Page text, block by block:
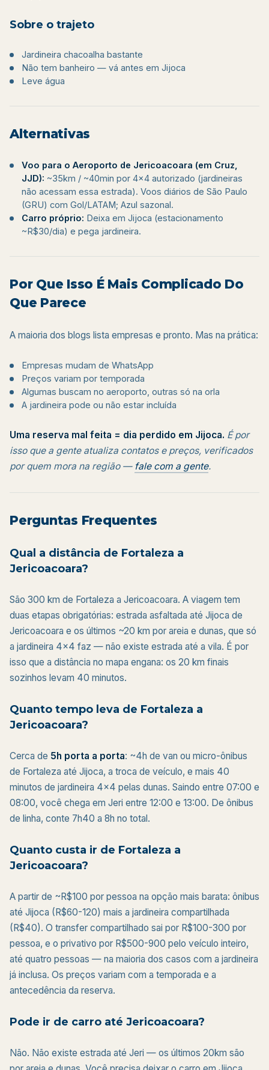
Sobre o trajeto
Jardineira chacoalha bastante
Não tem banheiro — vá antes em Jijoca
Leve água
Alternativas
Voo para o Aeroporto de Jericoacoara (em Cruz,
JJD): ~35km / ~40min por 4×4 autorizado (jardineiras
não acessam essa estrada). Voos diários de São Paulo
(GRU) com Gol/LATAM; Azul sazonal.
Carro próprio: Deixa em Jijoca (estacionamento
~R$30/dia) e pega jardineira.
Por Que Isso É Mais Complicado Do
Que Parece
A maioria dos blogs lista empresas e pronto. Mas na prática:
Empresas mudam de WhatsApp
Preços variam por temporada
Algumas buscam no aeroporto, outras só na orla
A jardineira pode ou não estar incluída
Uma reserva mal feita = dia perdido em Jijoca. É por
isso que a gente atualiza contatos e preços, verificados
por quem mora na região — fale com a gente.
Perguntas Frequentes
Qual a distância de Fortaleza a
Jericoacoara?
São 300 km de Fortaleza a Jericoacoara. A viagem tem
duas etapas obrigatórias: estrada asfaltada até Jijoca de
Jericoacoara e os últimos ~20 km por areia e dunas, que só
a jardineira 4x4 faz — não existe estrada até a vila. É por
isso que a distância no mapa engana: os 20 km finais
sozinhos levam 40 minutos.
Quanto tempo leva de Fortaleza a
Jericoacoara?
Cerca de 5h porta a porta: ~4h de van ou micro-ônibus
de Fortaleza até Jijoca, a troca de veículo, e mais 40
minutos de jardineira 4x4 pelas dunas. Saindo entre 07:00 e
08:00, você chega em Jeri entre 12:00 e 13:00. De ônibus
de linha, conte 7h40 a 8h no total.
Quanto custa ir de Fortaleza a
Jericoacoara?
A partir de ~R$100 por pessoa na opção mais barata: ônibus
até Jijoca (R$60-120) mais a jardineira compartilhada
(R$40). O transfer compartilhado sai por R$100-300 por
pessoa, e o privativo por R$500-900 pelo veículo inteiro,
até quatro pessoas — na maioria dos casos com a jardineira
já inclusa. Os preços variam com a temporada e a
antecedência da reserva.
Pode ir de carro até Jericoacoara?
Não. Não existe estrada até Jeri — os últimos 20km são